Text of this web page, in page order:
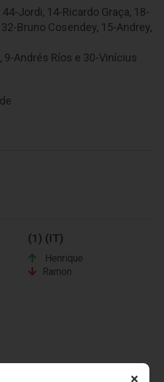
Jordi, 14-Ricardo Graça, 18-
Bruno Cosendey, 15-Andrey,
9-Andrés Ríos e 30-Vinícius
(1) (IT)
Henrique
Ramon